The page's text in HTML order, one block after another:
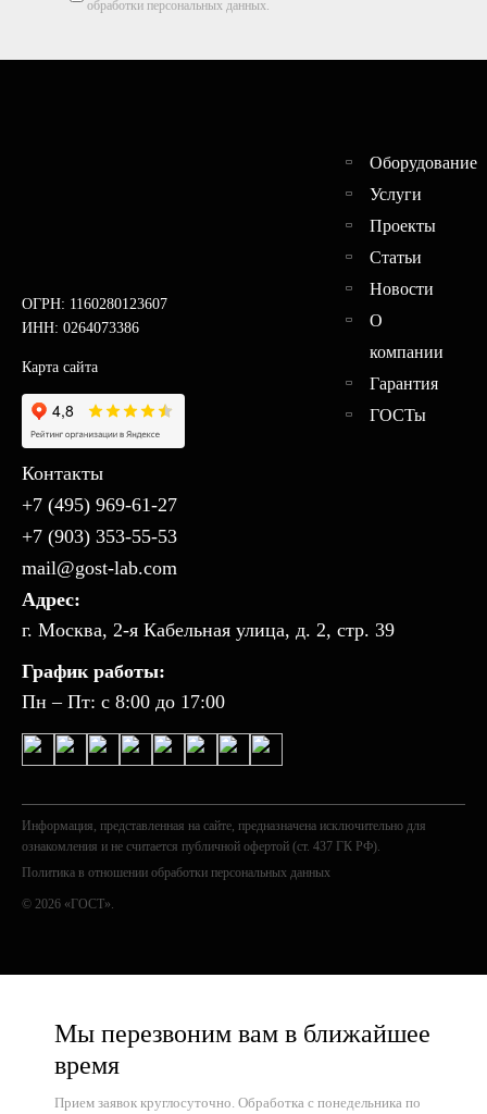
обработки персональных данных.
ОГРН: 1160280123607
ИНН: 0264073386
Карта сайта
Оборудование
Услуги
Проекты
Статьи
Новости
О
компании
Гарантия
ГОСТы
Контакты
+7 (495) 969-61-27
+7 (903) 353-55-53
mail@gost-lab.com
Адрес:
г. Москва, 2-я Кабельная улица, д. 2, стр. 39
График работы:
Пн – Пт: с 8:00 до 17:00
© 2026 «ГОСТ».
Информация, представленная на сайте, предназначена исключительно для
ознакомления и не считается публичной офертой (ст. 437 ГК РФ).
Политика в отношении обработки персональных данных
Мы перезвоним вам в ближайшее
время
Прием заявок круглосуточно. Обработка с понедельника по